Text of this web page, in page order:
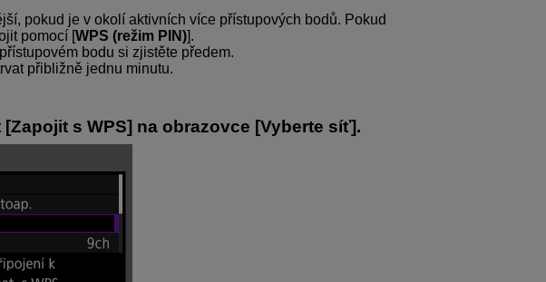
pokud je v okolí aktivních více přístupových bodů. Pokud
pomocí [WPS (režim PIN)].
bodu si zjistěte předem.
přibližně jednu minutu.
[Zapojit s WPS] na obrazovce [Vyberte síť].